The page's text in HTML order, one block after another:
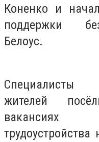
Коненко и
поддержки
Белоус.
Специалисты
жителей
вакансиях